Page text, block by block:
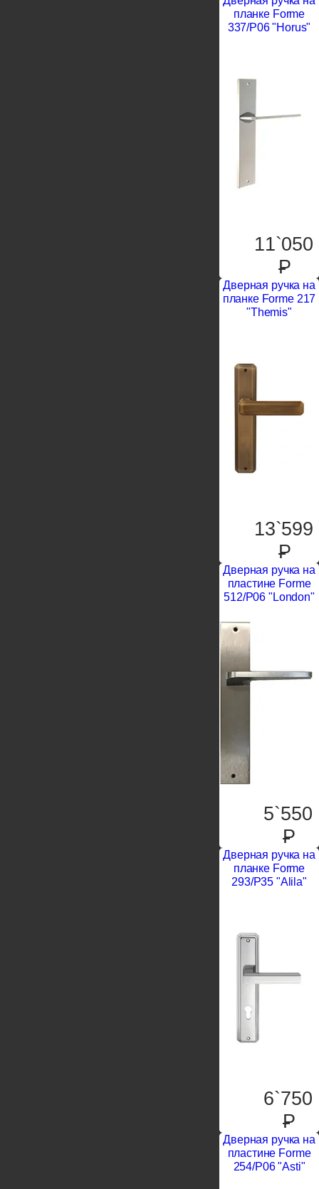
планке Forme
337/P06 "Horus"
11`050
P
Дверная ручка на
планке Forme 217
"Themis"
13`599
P
Дверная ручка на
пластине Forme
512/P06 "London"
5`550
P
Дверная ручка на
планке Forme
293/P35 "Alila"
6`750
P
Дверная ручка на
пластине Forme
254/P06 "Asti"